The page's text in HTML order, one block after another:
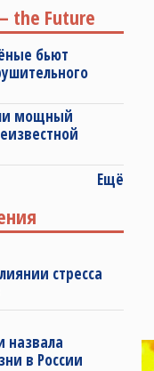
the Future
бьют
мощный
Ещё
стресса
назвала
в России